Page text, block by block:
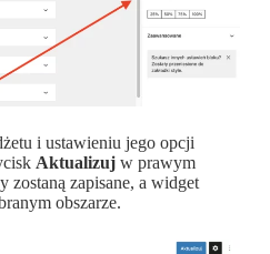
i ustawieniu jego opcji
Aktualizujw prawym
zostaną zapisane, a widget
obszarze.